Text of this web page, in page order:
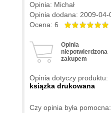
Opinia: Michał
Opinia dodana: 2009-04-
Ocena: 6
Opinia
niepotwierdzona
zakupem
Opinia dotyczy produktu:
ksiązka drukowana
Czy opinia była pomocna: